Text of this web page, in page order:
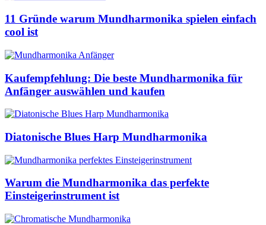
11 Gründe warum Mundharmonika spielen einfach
cool ist
Kaufempfehlung: Die beste Mundharmonika für
Anfänger auswählen und kaufen
Diatonische Blues Harp Mundharmonika
Warum die Mundharmonika das perfekte
Einsteigerinstrument ist